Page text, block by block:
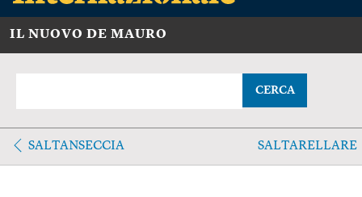
IL NUOVO DE MAURO
CERCA
SALTANSECCIA SALTARELLARE